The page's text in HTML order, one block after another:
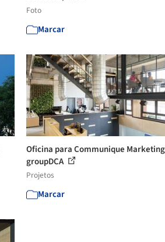
Foto
Marcar
Oficina para Communique
groupDCA
Projetos
Marcar